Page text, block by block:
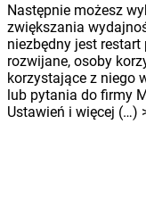
Następnie możesz
zwiększania
niezbędny jest
rozwijane, osoby
korzystające z niego
lub pytania do firmy
Ustawień i więcej (…)